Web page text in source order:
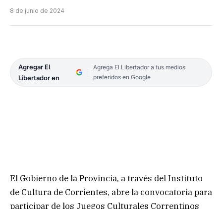
8 de junio de 2024
Agregar El
Libertador en
Agrega El Libertador a tus medios
preferidos en Google
El Gobierno de la Provincia, a través del Instituto
de Cultura de Corrientes, abre la convocatoria para
participar de los Juegos Culturales Correntinos